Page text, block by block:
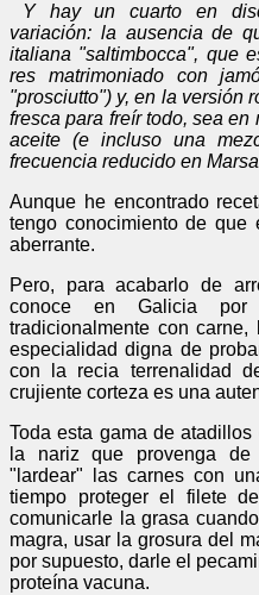
Y hay un cuarto en
variación: la ausencia de
italiana "saltimbocca", que
res matrimoniado con
"prosciutto") y, en la versión
fresca para freír todo, sea
aceite (e incluso una
frecuencia reducido en
Aunque he encontrado
tengo conocimiento de
aberrante.
Pero, para acabarlo de
conoce en Galicia
tradicionalmente con
especialidad digna de
con la recia terrenalidad
crujiente corteza es una
Toda esta gama de
la nariz que provenga de
"lardear" las carnes con
tiempo proteger el filete
comunicarle la grasa
magra, usar la grosura del
por supuesto, darle el
proteína vacuna.